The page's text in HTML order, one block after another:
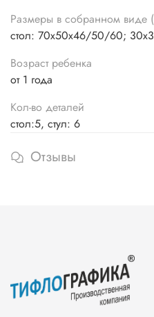
Размеры в собранном
стол: 70х50х46/50/60;
Возраст ребенка
от 1 года
Кол-во деталей
стол:5, стул: 6
Отзывы